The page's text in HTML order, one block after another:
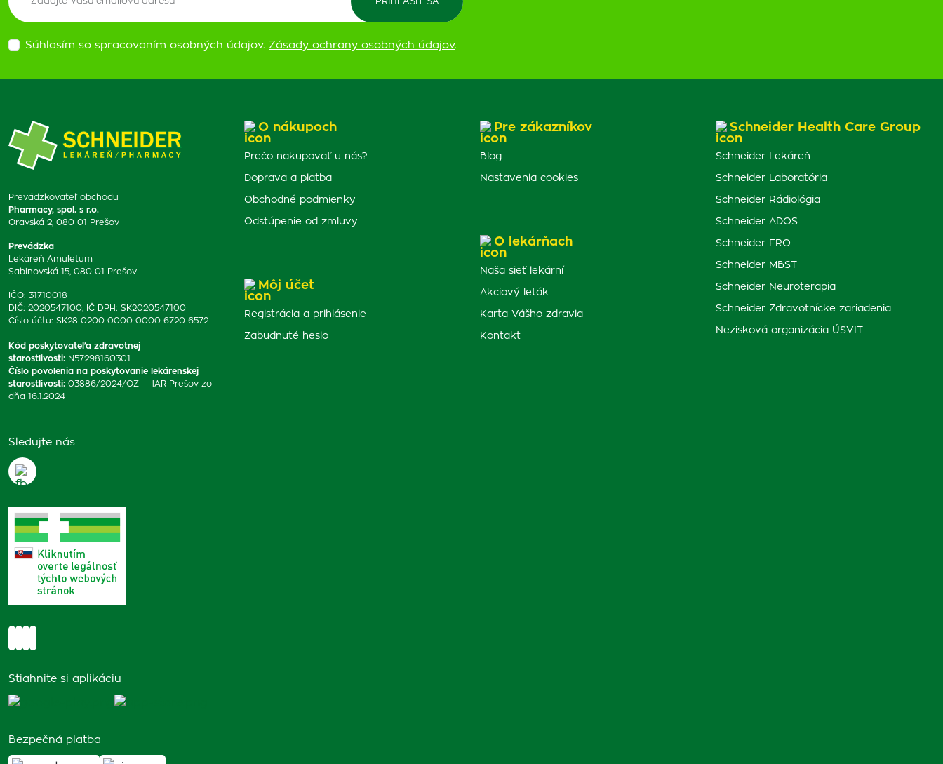
Súhlasím so spracovaním osobných údajov. Zásady ochrany osobných údajov.
Prevádzkovateľ obchodu
Pharmacy, spol. s r.o.
Oravská 2, 080 01 Prešov
Prevádzka
Lekáreň Amuletum
Sabinovská 15, 080 01 Prešov
IČO: 31710018
DIČ: 2020547100, IČ DPH: SK2020547100
Číslo účtu: SK28 0200 0000 0000 6720 6572
Kód poskytovateľa zdravotnej
starostlivosti: N57298160301
Číslo povolenia na poskytovanie lekárenskej
starostlivosti: 03886/2024/OZ - HAR Prešov zo
dňa 16.1.2024
Sledujte nás
Stiahnite si aplikáciu
Bezpečná platba
O nákupoch
Prečo nakupovať u nás?
Doprava a platba
Obchodné podmienky
Odstúpenie od zmluvy
Môj účet
Registrácia a prihlásenie
Zabudnuté heslo
Pre zákazníkov
Blog
Nastavenia cookies
O lekárňach
Naša sieť lekární
Akciový leták
Karta Vášho zdravia
Kontakt
Schneider Health Care Group
Schneider Lekáreň
Schneider Laboratória
Schneider Rádiológia
Schneider ADOS
Schneider FRO
Schneider MBST
Schneider Neuroterapia
Schneider Zdravotnícke zariadenia
Nezisková organizácia ÚSVIT